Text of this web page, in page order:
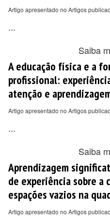
Artigo apresentado no Artigos
...
Saiba
A educação física e a
profissional:
atenção e
Artigo apresentado no Artigos
...
Saiba
Aprendizagem
de experiência sobre a
espações vazios na
Artigo apresentado no Artigos